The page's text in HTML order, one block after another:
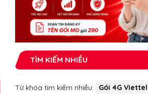
TÌM KIẾM NHIỀU
Từ khóa tìm kiếm nhiều: Gói 4G Viettel